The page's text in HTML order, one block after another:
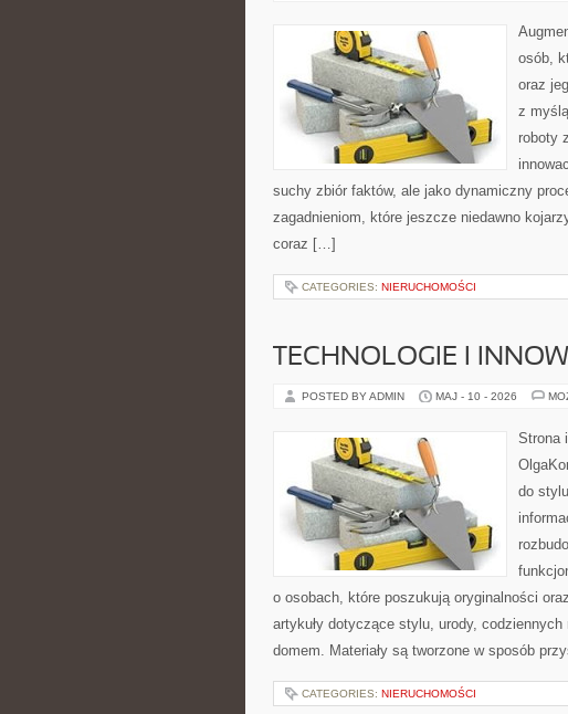
osób,
oraz
z
roboty
suchy zbiór faktów, ale jako dynamiczny
zagadnieniom, które jeszcze niedawno
coraz […]
CATEGORIES: NIERUCHOMOŚCI
TECHNOLOGIE I
POSTED BY ADMIN MAJ - 10 - 2026
Strona
do
o osobach, które poszukują oryginalności
artykuły dotyczące stylu, urody,
domem. Materiały są tworzone w sposób
CATEGORIES: NIERUCHOMOŚCI